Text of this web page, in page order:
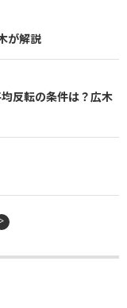
が解説
反転の条件は？広木